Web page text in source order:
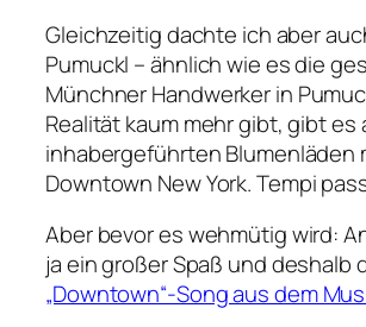
Gleichzeitig dachte ich aber
Pumuckl – ähnlich wie es die
Münchner Handwerker in
Realität kaum mehr gibt, gibt es
inhabergeführten Blumenläden
Downtown New York. Tempi
Aber bevor es wehmütig wird:
ja ein großer Spaß und deshalb
„Downtown“-Song aus dem